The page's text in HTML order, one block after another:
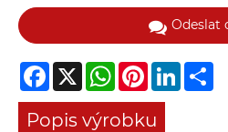
Odeslat
Facebook
X WhatsAppPinterestLinkedIn
Popis výrobku